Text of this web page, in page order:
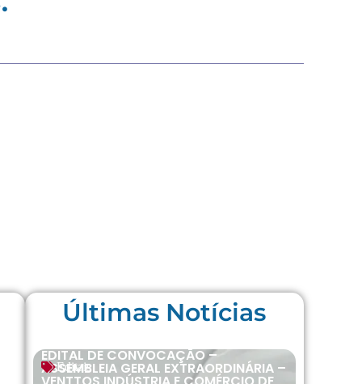
Últimas Notícias
Editais
EDITAL DE CONVOCAÇÃO –
ASSEMBLEIA GERAL EXTRAORDINÁRIA –